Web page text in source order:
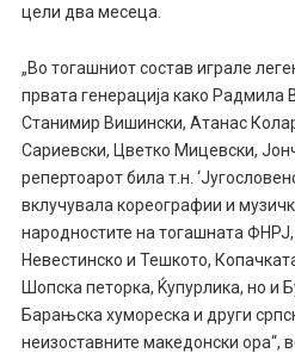
цели два месеца.
„Во тогашниот состав играле
првата генерација како
Станимир Вишински, Атанас
Сариевски, Цветко Мицевски,
репертоарот била т.н.
вклучувала кореографии и
народностите на тогашната ФНРЈ,
Невестинско и Тешкото,
Шопска петорка, Ќупурлика, но и
Барањска хумореска и други
неизоставните македонски ора“,